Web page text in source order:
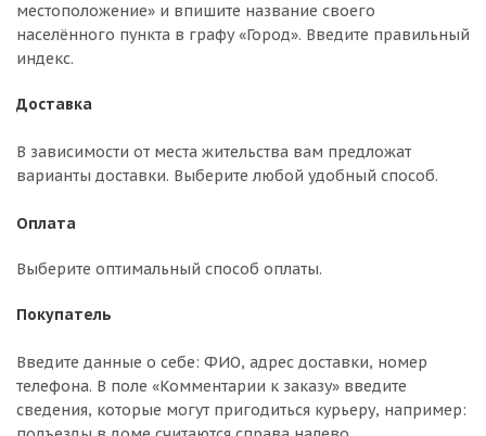
местоположение» и впишите название своего
населённого пункта в графу «Город». Введите правильный
индекс.
Доставка
В зависимости от места жительства вам предложат
варианты доставки. Выберите любой удобный способ.
Оплата
Выберите оптимальный способ оплаты.
Покупатель
Введите данные о себе: ФИО, адрес доставки, номер
телефона. В поле «Комментарии к заказу» введите
сведения, которые могут пригодиться курьеру, например: